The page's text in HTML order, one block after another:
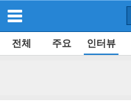
전체 주요 인터뷰